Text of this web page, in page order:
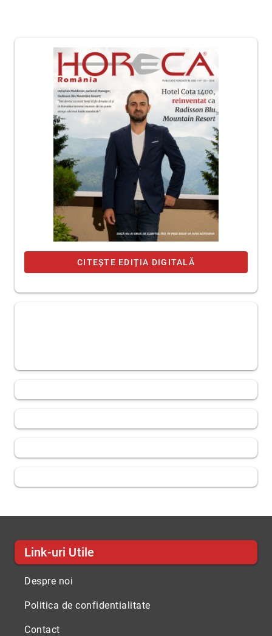
CITEȘTE EDIȚIA DIGITALĂ
Link-uri Utile
Despre noi
Politica de confidentialitate
Contact